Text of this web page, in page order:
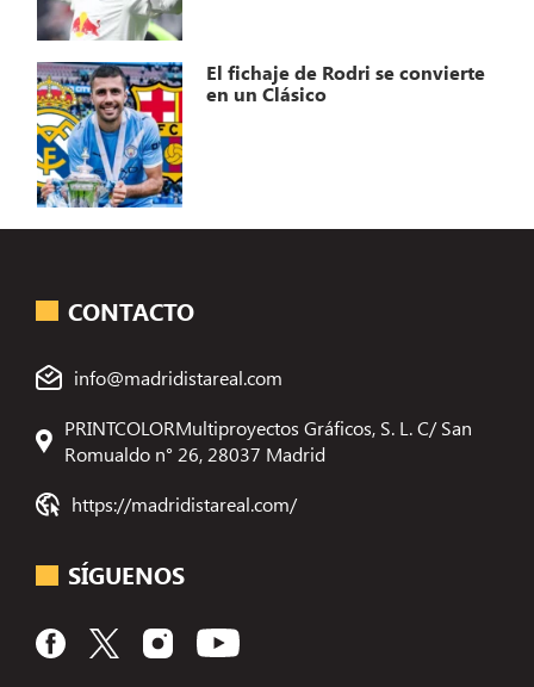
El fichaje de Rodri se convierte
en un Clásico
CONTACTO
info@madridistareal.com
PRINTCOLORMultiproyectos Gráficos, S. L. C/ San
Romualdo n° 26, 28037 Madrid
https://madridistareal.com/
SÍGUENOS